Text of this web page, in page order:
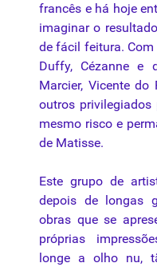
francês e há hoje
imaginar o
de fácil feitura.
Duffy, Cézanne e
Marcier, Vicente do
outros privilegiados
mesmo risco e
de Matisse.
Este grupo de
depois de longas
obras quese
próprias
longe a olho nu,